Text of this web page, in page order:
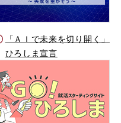
「ＡＩで未来を切り開く」
ひろしま宣言